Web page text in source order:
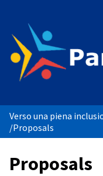
Verso una piena
/Proposals
Proposals